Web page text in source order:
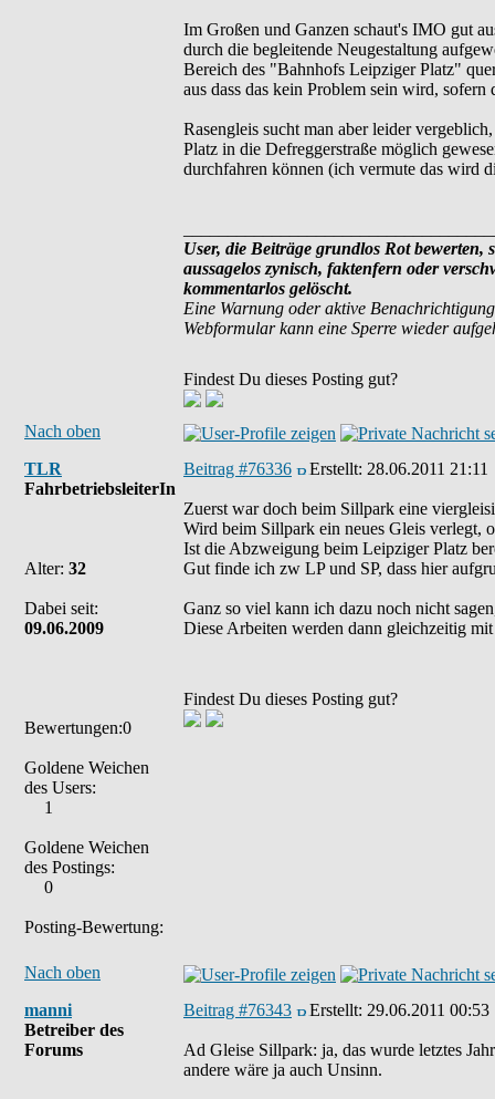
Im Großen und Ganzen schaut's IMO gut
durch die begleitende Neugestaltung
Bereich des "Bahnhofs Leipziger Platz"
aus dass das kein Problem sein wird,
Rasengleis sucht man aber leider
Platz in die Defreggerstraße möglich
durchfahren können (ich vermute das wird
User, die Beiträge grundlos Rot
aussagelos zynisch, faktenfern oder
kommentarlos gelöscht.
Eine Warnung oder aktive
Webformular kann eine Sperre wieder
Findest Du dieses Posting gut?
Nach oben
TLR
FahrbetriebsleiterIn
Alter: 32
Dabei seit:
09.06.2009
Bewertungen:0
Goldene Weichen
des Users:
1
Goldene Weichen
des Postings:
0
Posting-Bewertung:
Beitrag #76336 Erstellt: 28.06.2011 21:11
Zuerst war doch beim Sillpark eine
Wird beim Sillpark ein neues Gleis verlegt,
Ist die Abzweigung beim Leipziger Platz
Gut finde ich zw LP und SP, dass hier
Ganz so viel kann ich dazu noch nicht
Diese Arbeiten werden dann gleichzeitig
Findest Du dieses Posting gut?
Nach oben
manni
Betreiber des
Forums
Beitrag #76343 Erstellt: 29.06.2011 00:53
Ad Gleise Sillpark: ja, das wurde letztes
andere wäre ja auch Unsinn.